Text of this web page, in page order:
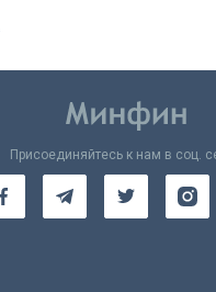
Присоединяйтесь к нам в соц.